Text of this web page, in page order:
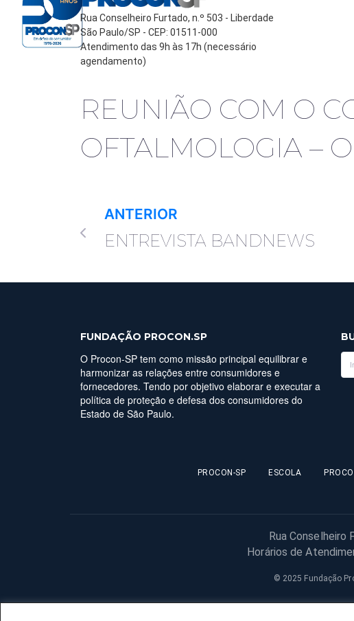
Rua Conselheiro Furtado, n.º 503 - Liberdade
São Paulo/SP - CEP: 01511-000
Atendimento das 9h às 17h (necessário
agendamento)
REUNIÃO COM O
OFTALMOLOGIA –
ANTERIOR
ENTREVISTA BANDNEWS
FUNDAÇÃO PROCON.SP
O Procon-SP tem como missão principal equilibrar e
harmonizar as relações entre consumidores e
fornecedores. Tendo por objetivo elaborar e executar a
política de proteção e defesa dos consumidores do
Estado de São Paulo.
PROCON-SP ESCOLA
Rua
Horários de
© 2025 Fundação